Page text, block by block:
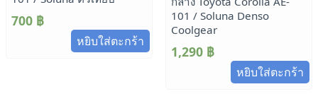
700 ฿
หยิบใส่ตะกร้า
101 / Soluna Denso
Coolgear
1,290 ฿
หยิบใส่ตะกร้า